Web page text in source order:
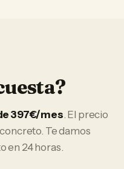
397€/mes. El precio
Te damos
en 24 horas.